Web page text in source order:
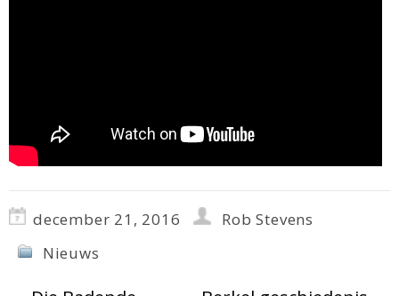
december 21, 2016
Rob Stevens
Nieuws